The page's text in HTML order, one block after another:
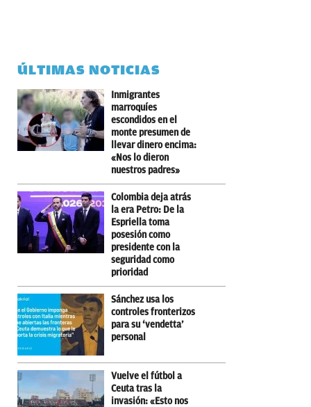
ÚLTIMAS NOTICIAS
Inmigrantes
marroquíes
escondidos en el
monte presumen de
llevar dinero encima:
«Nos lo dieron
nuestros padres»
Colombia deja atrás
la era Petro: De la
Espriella toma
posesión como
presidente con la
seguridad como
prioridad
Sánchez usa los
controles fronterizos
para su ‘vendetta’
personal
Vuelve el fútbol a
Ceuta tras la
invasión: «Esto nos